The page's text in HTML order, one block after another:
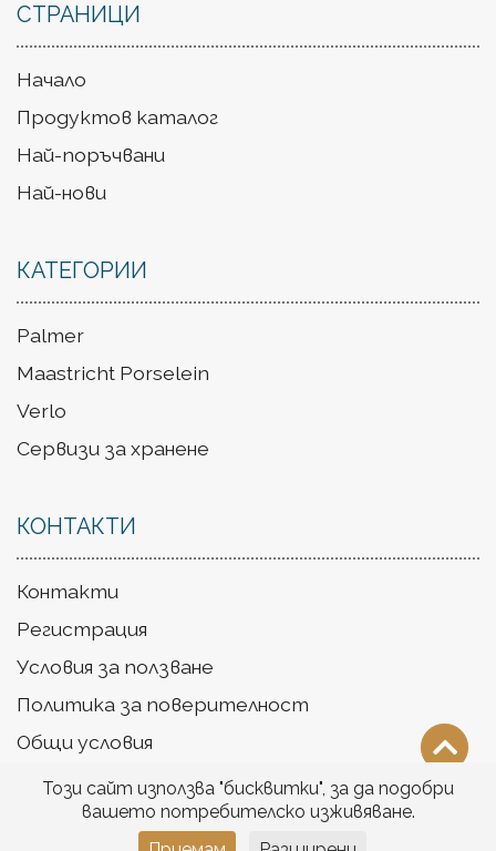
СТРАНИЦИ
Начало
Продуктов каталог
Най-поръчвани
Най-нови
КАТЕГОРИИ
Palmer
Maastricht Porselein
Verlo
Сервизи за хранене
КОНТАКТИ
Контакти
Регистрация
Условия за ползване
Политика за поверителност
Общи условия
Доставка
Този сайт използва "бисквитки", за да подобри
вашето потребителско изживяване.